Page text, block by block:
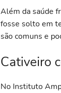
Além da saúde
fosse solto em
são comuns e
Cativeiro
No Instituto